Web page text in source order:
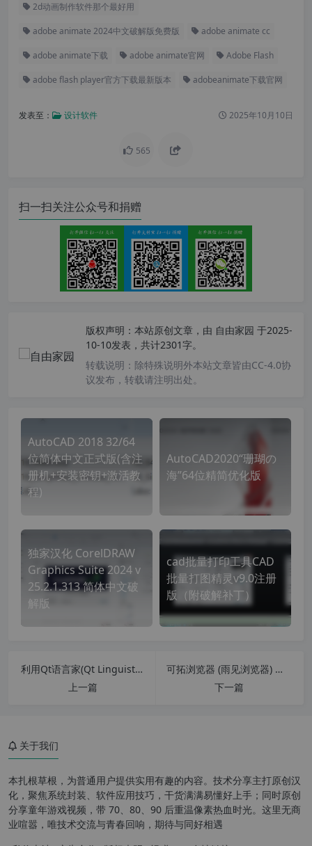
2d动画制作软件那个最好用
adobe animate 2024中文破解版免费版 adobe animate cc
adobe animate下载 adobe animate官网 Adobe Flash
adobe flash player官方下载最新版本 adobeanimate下载官网
发表至： 设计软件 2025年10月10日
565
扫一扫关注公众号和捐赠
版权声明： 本站原创文章，由 自由家园 于2025-
10-10发表，共计2301字。
转载说明： 除特殊说明外本站文章皆由CC-4.0协
议发布，转载请注明出处。
AutoCAD 2018 32/64
位简体中文正式版(含注
册机+安装密钥+激活教
程)
AutoCAD2020“珊瑚の
海”64位精简优化版
独家汉化 CorelDRAW
Graphics Suite 2024 v
25.2.1.313 简体中文破
解版
cad批量打印工具CAD
批量打图精灵v9.0注册
版（附破解补丁）
利用Qt语言家(Qt Linguist)汉化QT语言文件QM、TS的方法
上一篇
可拓浏览器 (雨见浏览器) 最强安卓浏览器 手机版 v7.3.0.7 官方版
下一篇
软件特色
总结
关于我们
本扎根草根，为普通用户提供实用有趣的内容。技术分享主打原创汉
化，聚焦系统封装、软件应用技巧，干货满满易懂好上手；同时原创
分享童年游戏视频，带 70、80、90 后重温像素热血时光。这里无商
业喧嚣，唯技术交流与青春回响，期待与同好相遇